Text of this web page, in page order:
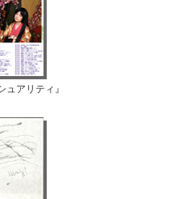
アリティ』